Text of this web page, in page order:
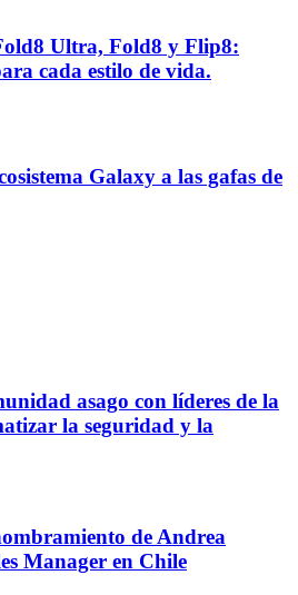
Ultra, Fold8 y Flip8:
cada estilo de vida.
Galaxy a las gafas de
asago con líderes de la
la seguridad y la
de Andrea
Manager en Chile